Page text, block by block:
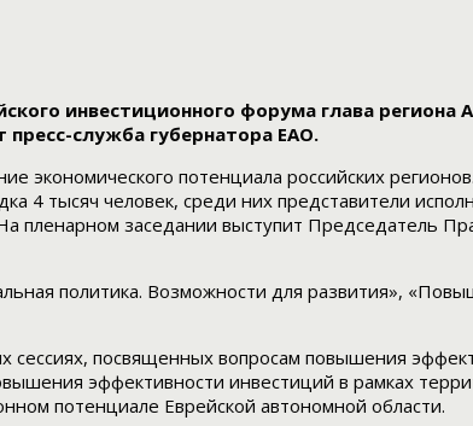
инвестиционного форума глава региона
служба губернатора ЕАО.
экономического потенциала российских
4 тысяч человек, среди них представители
пленарном заседании выступит Председатель
политика. Возможности для развития»,
сессиях, посвященных вопросам повышения
эффективности инвестиций в рамках
потенциале Еврейской автономной области.